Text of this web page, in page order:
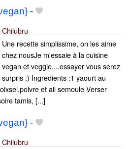
-
Chilubru
Une recette simplissime, on les aime
chez nousJe m'essaie à la cuisine
vegan et veggie....essayer vous serez
surpris :) Ingredients :1 yaourt au
et ail semoule Verser
tamis, [...]
-
Chilubru